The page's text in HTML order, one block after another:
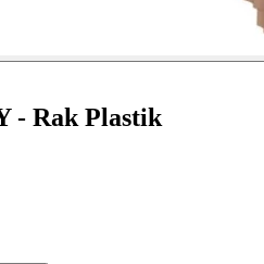
- Rak Plastik